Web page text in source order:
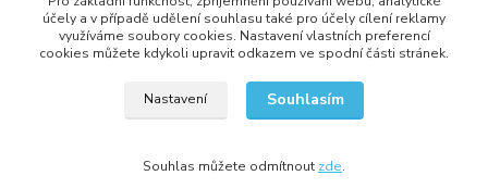
Jsme na Facebooku
účely a v případě udělení souhlasu také pro účely cílení reklamy
využíváme soubory cookies. Nastavení vlastních preferencí
cookies můžete kdykoli upravit odkazem ve spodní části stránek.
Nastavení Souhlasím
Souhlas můžete odmítnout zde.